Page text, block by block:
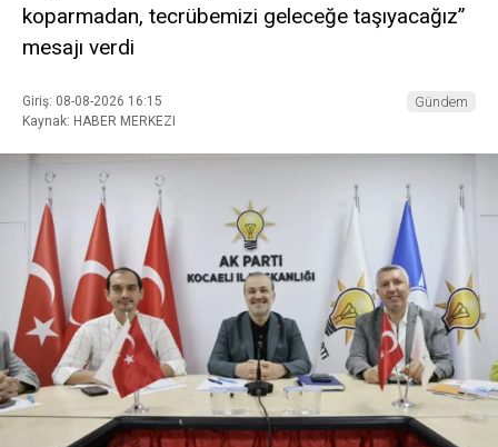
koparmadan, tecrübemizi geleceğe taşıyacağız”
mesajı verdi
Giriş: 08-08-2026 16:15
Kaynak: HABER MERKEZI
Gündem